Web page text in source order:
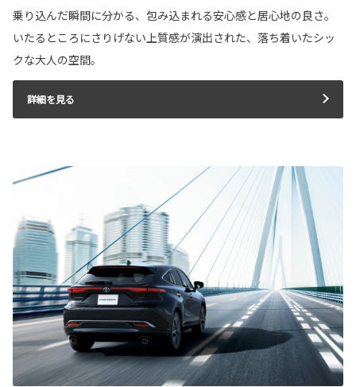
乗り込んだ瞬間に分かる、包み込まれる安心感と居心地の良さ。
いたるところにさりげない上質感が演出された、落ち着いたシッ
クな大人の空間。
詳細を見る